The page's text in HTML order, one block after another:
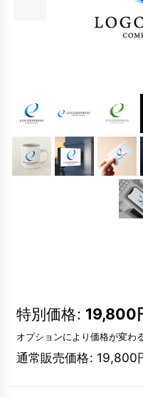
特別価格: 19,800
オプションにより価格が変わ
通常販売価格: 19,800